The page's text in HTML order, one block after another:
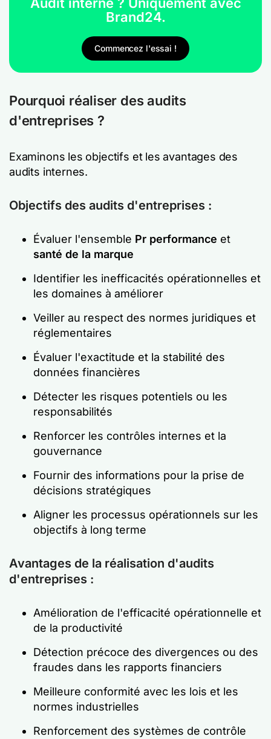
Brand24.
Commencez l'essai !
Pourquoi réaliser des audits
d'entreprises ?
Examinons les objectifs et les avantages des
audits internes.
Objectifs des audits d'entreprises :
Évaluer l'ensemble Pr performance et
santé de la marque
Identifier les inefficacités opérationnelles et
les domaines à améliorer
Veiller au respect des normes juridiques et
réglementaires
Évaluer l'exactitude et la stabilité des
données financières
Détecter les risques potentiels ou les
responsabilités
Renforcer les contrôles internes et la
gouvernance
Fournir des informations pour la prise de
décisions stratégiques
Aligner les processus opérationnels sur les
objectifs à long terme
Avantages de la réalisation d'audits
d'entreprises :
Amélioration de l'efficacité opérationnelle et
de la productivité
Détection précoce des divergences ou des
fraudes dans les rapports financiers
Meilleure conformité avec les lois et les
normes industrielles
Renforcement des systèmes de contrôle